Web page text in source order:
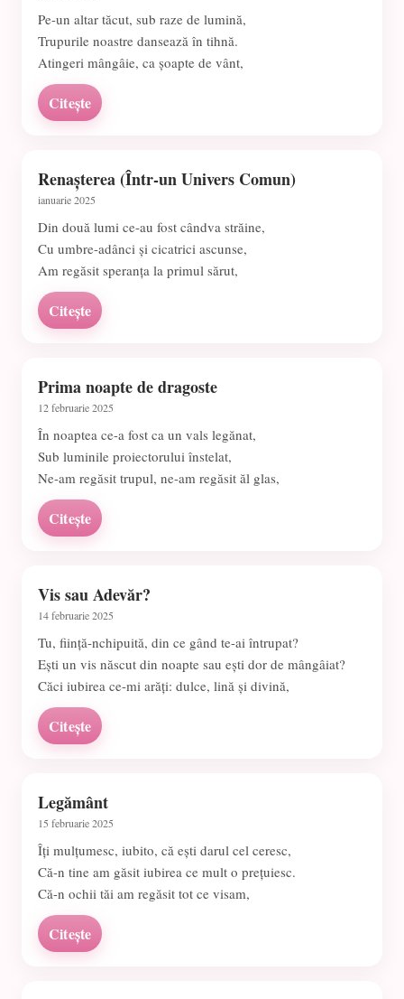
Pe-un altar tăcut, sub raze de lumină,
Trupurile noastre dansează în tihnă.
Atingeri mângâie, ca șoapte de vânt,
Citește
Renașterea (Într-un Univers Comun)
ianuarie 2025
Din două lumi ce-au fost cândva străine,
Cu umbre-adânci și cicatrici ascunse,
Am regăsit speranța la primul sărut,
Citește
Prima noapte de dragoste
12 februarie 2025
În noaptea ce-a fost ca un vals legănat,
Sub luminile proiectorului înstelat,
Ne-am regăsit trupul, ne-am regăsit ăl glas,
Citește
Vis sau Adevăr?
14 februarie 2025
Tu, ființă-nchipuită, din ce gând te-ai întrupat?
Ești un vis născut din noapte sau ești dor de mângâiat?
Căci iubirea ce-mi arăți: dulce, lină și divină,
Citește
Legământ
15 februarie 2025
Îți mulțumesc, iubito, că ești darul cel ceresc,
Că-n tine am găsit iubirea ce mult o prețuiesc.
Că-n ochii tăi am regăsit tot ce visam,
Citește